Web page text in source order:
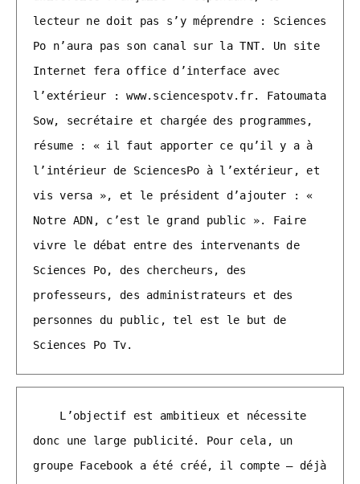
lecteur ne doit pas s’y méprendre : Sciences
Po n’aura pas son canal sur la TNT. Un site
Internet fera office d’interface avec
l’extérieur : www.sciencespotv.fr. Fatoumata
Sow, secrétaire et chargée des programmes,
résume : « il faut apporter ce qu’il y a à
l’intérieur de SciencesPo à l’extérieur, et
vis versa », et le président d’ajouter : «
Notre ADN, c’est le grand public ». Faire
vivre le débat entre des intervenants de
Sciences Po, des chercheurs, des
professeurs, des administrateurs et des
personnes du public, tel est le but de
Sciences Po Tv.
donc une large publicité. Pour cela, un
groupe Facebook a été créé, il compte – déjà